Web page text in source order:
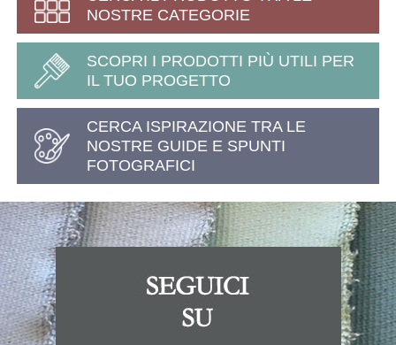
NOSTRE CATEGORIE
SCOPRI I PRODOTTI PIÙ UTILI PER
IL TUO PROGETTO
CERCA ISPIRAZIONE TRA LE
NOSTRE GUIDE E SPUNTI
FOTOGRAFICI